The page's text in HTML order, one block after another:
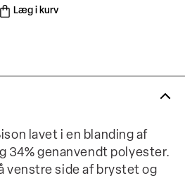
Læg i kurv
lavet i en blanding af
34% genanvendt polyester.
venstre side af brystet og